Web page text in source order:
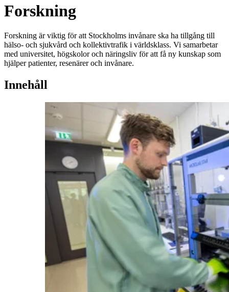
Forskning
Forskning är viktig för att Stockholms invånare ska ha tillgång till
hälso- och sjukvård och kollektivtrafik i världsklass. Vi samarbetar
med universitet, högskolor och näringsliv för att få ny kunskap som
hjälper patienter, resenärer och invånare.
Innehåll